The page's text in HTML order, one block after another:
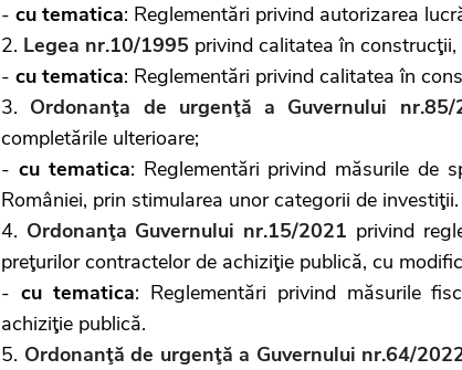
- cu tematica: Reglementări privind autorizarea
2. Legea nr.10/1995 privind calitatea în
- cu tematica: Reglementări privind calitatea în
3. Ordonanţa de urgenţă a Guvernului nr.85/
completările ulterioare;
- cu tematica: Reglementări privind măsurile de
României, prin stimularea unor categorii de investiţii.
4. Ordonanţa Guvernului nr.15/2021 privind
preţurilor contractelor de achiziţie publică, cu
- cu tematica: Reglementări privind măsurile
achiziţie publică.
5. Ordonanţă de urgenţă a Guvernului nr.64/